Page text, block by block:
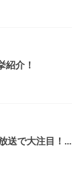
紹介！
送で大注目！...